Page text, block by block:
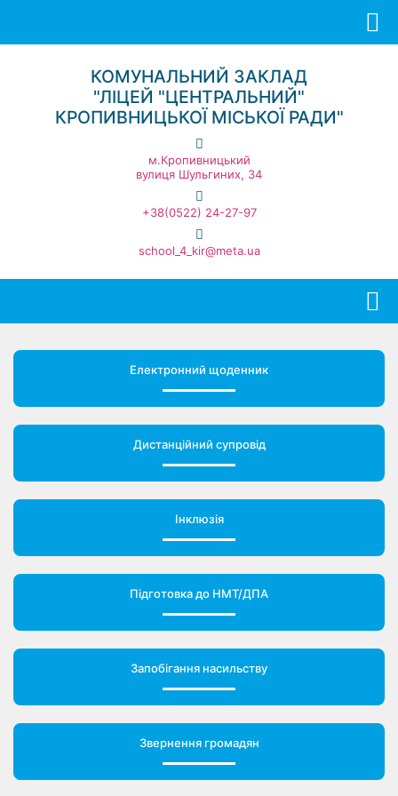
КОМУНАЛЬНИЙ ЗАКЛАД
"ЛІЦЕЙ "ЦЕНТРАЛЬНИЙ"
КРОПИВНИЦЬКОЇ МІСЬКОЇ РАДИ"
м.Кропивницький
вулиця Шульгиних, 34
+38(0522) 24-27-97
school_4_kir@meta.ua
Електронний щоденник
Дистанційний супровід
Інклюзія
Підготовка до НМТ/ДПА
Запобігання насильству
Звернення громадян